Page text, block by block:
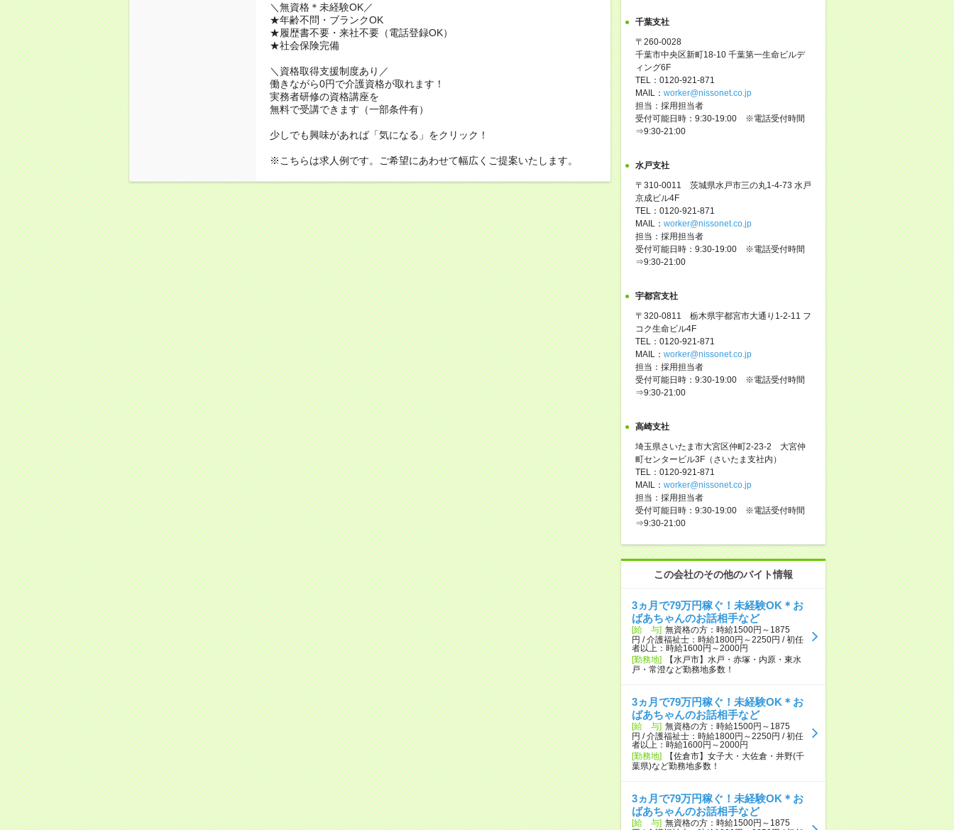
＼無資格＊未経験OK／
★年齢不問・ブランクOK
★履歴書不要・来社不要（電話登録OK）
★社会保険完備
＼資格取得支援制度あり／
働きながら0円で介護資格が取れます！
実務者研修の資格講座を
無料で受講できます（一部条件有）
少しでも興味があれば「気になる」をクリック！
※こちらは求人例です。ご希望にあわせて幅広くご提案いたします。
千葉支社
〒260-0028
千葉市中央区新町18-10 千葉第一生命ビルデ
ィング6F
TEL：0120-921-871
MAIL： worker@nissonet.co.jp
担当：採用担当者
受付可能日時：9:30-19:00 ※電話受付時間
⇒9:30-21:00
水戸支社
〒310-0011 茨城県水戸市三の丸1-4-73 水戸
京成ビル4F
TEL：0120-921-871
MAIL： worker@nissonet.co.jp
担当：採用担当者
受付可能日時：9:30-19:00 ※電話受付時間
⇒9:30-21:00
宇都宮支社
〒320-0811 栃木県宇都宮市大通り1-2-11 フ
コク生命ビル4F
TEL：0120-921-871
MAIL： worker@nissonet.co.jp
担当：採用担当者
受付可能日時：9:30-19:00 ※電話受付時間
⇒9:30-21:00
高崎支社
埼玉県さいたま市大宮区仲町2-23-2 大宮仲
町センタービル3F（さいたま支社内）
TEL：0120-921-871
MAIL： worker@nissonet.co.jp
担当：採用担当者
受付可能日時：9:30-19:00 ※電話受付時間
⇒9:30-21:00
この会社のその他のバイト情報
3ヵ月で79万円稼ぐ！未経験OK＊お
ばあちゃんのお話相手など
[給 与] 無資格の方：時給1500円～1875
円 / 介護福祉士：時給1800円～2250円 / 初任
者以上：時給1600円～2000円
[勤務地]
【水戸市】水戸・赤塚・内原・東水
戸・常澄など勤務地多数！
3ヵ月で79万円稼ぐ！未経験OK＊お
ばあちゃんのお話相手など
[給 与] 無資格の方：時給1500円～1875
円 / 介護福祉士：時給1800円～2250円 / 初任
者以上：時給1600円～2000円
[勤務地]
【佐倉市】女子大・大佐倉・井野(千
葉県)など勤務地多数！
3ヵ月で79万円稼ぐ！未経験OK＊お
ばあちゃんのお話相手など
[給 与] 無資格の方：時給1500円～1875